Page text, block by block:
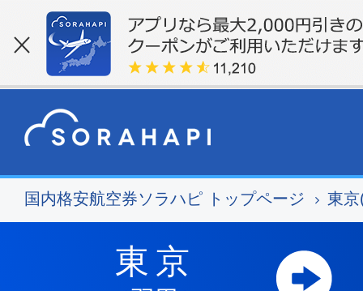
国内格安航空券ソラハピ トップページ 東
東京